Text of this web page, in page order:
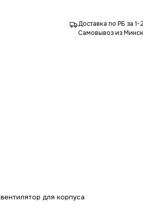
Доставка по РБ за 1-
Самовывоз из
вентилятор для корпуса